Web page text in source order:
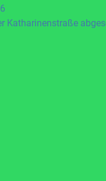
Katharinenstraße